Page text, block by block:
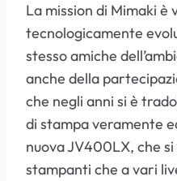
La mission di Mimaki
tecnologicamente
stesso amiche
anche della
che negli anni si è
di stampa veramente
nuova JV400LX, che
stampanti che a vari